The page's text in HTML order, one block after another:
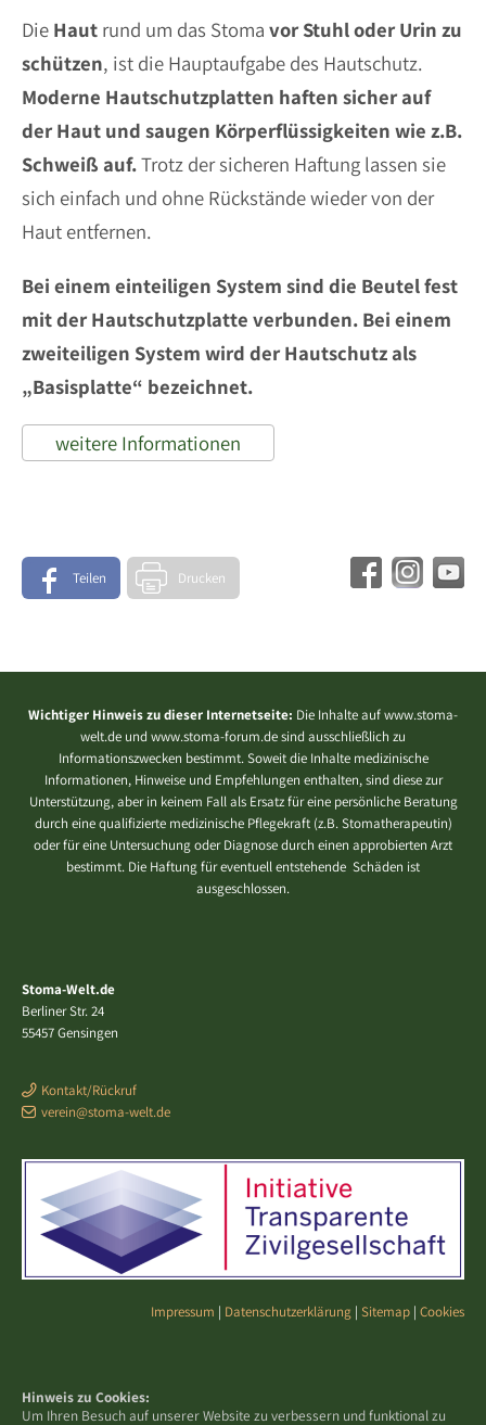
Hinweis zu Cookies:
Um Ihren Besuch auf unserer Website zu verbessern und funktional zu
Die Haut rund um das Stoma vor Stuhl oder Urin zu
schützen, ist die Hauptaufgabe des Hautschutz.
Moderne Hautschutzplatten haften sicher auf
der Haut und saugen Körperflüssigkeiten wie z.B.
Schweiß auf.Trotz der sicheren Haftung lassen sie
sich einfach und ohne Rückstände wieder von der
Haut entfernen.
Bei einem einteiligen System sind die Beutel fest
mit der Hautschutzplatte verbunden. Bei einem
zweiteiligen System wird der Hautschutz als
„Basisplatte“ bezeichnet.
weitere Informationen
Teilen Drucken
Wichtiger Hinweis zu dieser Internetseite: Die Inhalte auf www.stoma-
welt.de und www.stoma-forum.de sind ausschließlich zu
Informationszwecken bestimmt. Soweit die Inhalte medizinische
Informationen, Hinweise und Empfehlungen enthalten, sind diese zur
Unterstützung, aber in keinem Fall als Ersatz für eine persönliche Beratung
durch eine qualifizierte medizinische Pflegekraft (z.B. Stomatherapeutin)
oder für eine Untersuchung oder Diagnose durch einen approbierten Arzt
bestimmt. Die Haftung für eventuell entstehende Schäden ist
ausgeschlossen.
Stoma-Welt.de
Berliner Str. 24
55457 Gensingen
Kontakt/Rückruf
verein@stoma-welt.de
Impressum | Datenschutzerklärung | Sitemap | Cookies